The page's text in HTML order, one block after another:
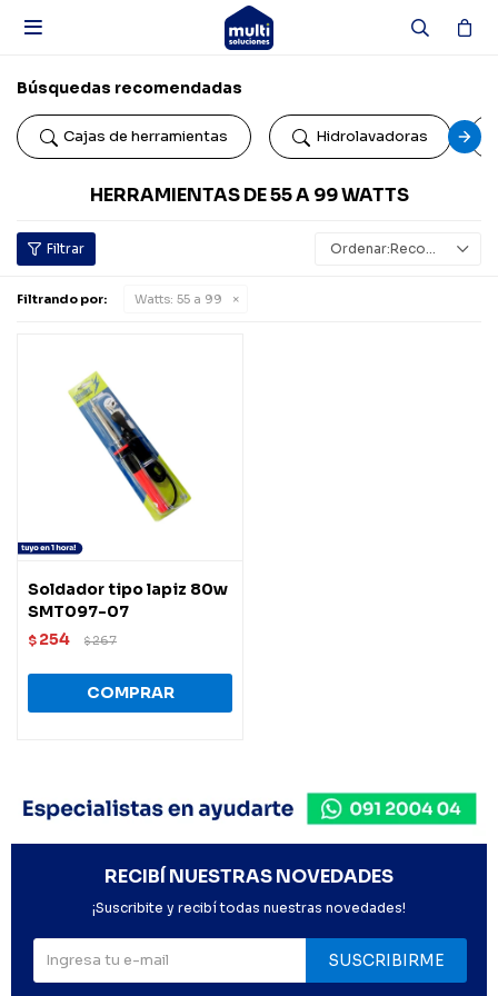

Búsquedas recomendadas
Cajas de herramientas Hidrolavadoras
HERRAMIENTAS DE 55 A 99 WATTS
Recomendados
Filtrando por: Watts: 55 a 99
Soldador tipo lapiz 80w
SMT097-07
$ 254 $267
RECIBÍ NUESTRAS NOVEDADES
¡Suscribite y recibí todas nuestras novedades!
SUSCRIBIRME